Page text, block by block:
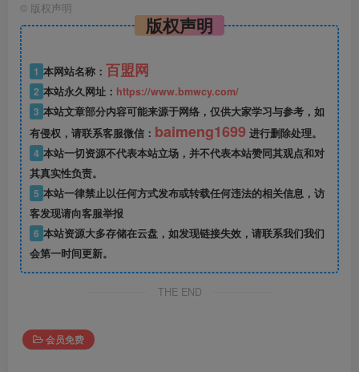
© 版权声明
版权声明
1 本网站名称： 百盟网
2 本站永久网址： https://www.bmwcy.com/
3 本站文章部分内容可能来源于网络，仅供大家学习与参考，如
有侵权，请联系客服微信： baimeng1699 进行删除处理。
4 本站一切资源不代表本站立场，并不代表本站赞同其观点和对
其真实性负责。
5 本站一律禁止以任何方式发布或转载任何违法的相关信息，访
客发现请向客服举报
6 本站资源大多存储在云盘，如发现链接失效，请联系我们我们
会第一时间更新。
THE END
会员免费